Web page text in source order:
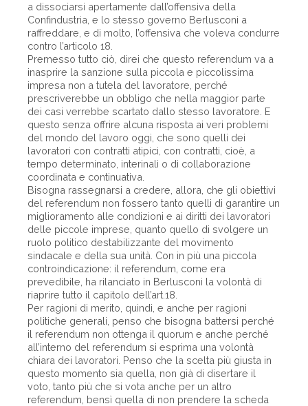
a dissociarsi apertamente dall’offensiva della
Confindustria, e lo stesso governo Berlusconi a
raffreddare, e di molto, l’offensiva che voleva condurre
contro l’articolo 18.
Premesso tutto ciò, direi che questo referendum va a
inasprire la sanzione sulla piccola e piccolissima
impresa non a tutela del lavoratore, perché
prescriverebbe un obbligo che nella maggior parte
dei casi verrebbe scartato dallo stesso lavoratore. E
questo senza offrire alcuna risposta ai veri problemi
del mondo del lavoro oggi, che sono quelli dei
lavoratori con contratti atipici, con contratti, cioè, a
tempo determinato, interinali o di collaborazione
coordinata e continuativa.
Bisogna rassegnarsi a credere, allora, che gli obiettivi
del referendum non fossero tanto quelli di garantire un
miglioramento alle condizioni e ai diritti dei lavoratori
delle piccole imprese, quanto quello di svolgere un
ruolo politico destabilizzante del movimento
sindacale e della sua unità. Con in più una piccola
controindicazione: il referendum, come era
prevedibile, ha rilanciato in Berlusconi la volontà di
riaprire tutto il capitolo dell’art.18.
Per ragioni di merito, quindi, e anche per ragioni
politiche generali, penso che bisogna battersi perché
il referendum non ottenga il quorum e anche perché
all’interno del referendum si esprima una volontà
chiara dei lavoratori. Penso che la scelta più giusta in
questo momento sia quella, non già di disertare il
voto, tanto più che si vota anche per un altro
referendum, bensì quella di non prendere la scheda